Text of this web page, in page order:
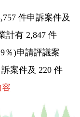
件申訴案件及
計有 2,847 件
％)申請評議案
案件及 220 件